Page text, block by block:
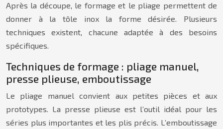
Après la découpe, le formage et le pliage permettent de
donner à la tôle inox la forme désirée. Plusieurs
techniques existent, chacune adaptée à des besoins
spécifiques.
Techniques de formage : pliage manuel,
presse plieuse, emboutissage
Le pliage manuel convient aux petites pièces et aux
prototypes. La presse plieuse est l’outil idéal pour les
séries plus importantes et les plis précis. L’emboutissage